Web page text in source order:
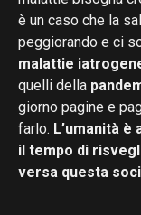
è un caso che la
peggiorando e ci
malattie
quelli della
giorno pagine e
farlo. L’umanità
il tempo di
versa questa